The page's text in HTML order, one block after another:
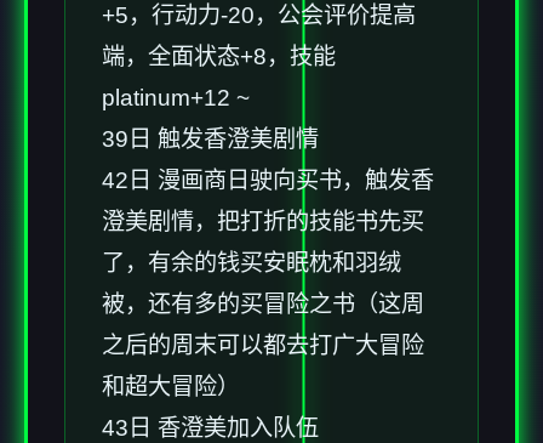
+5，行动力-20，公会评价提高
端，全面状态+8，技能
platinum+12 ~
39日 触发香澄美剧情
42日 漫画商日驶向买书，触发香
澄美剧情，把打折的技能书先买
了，有余的钱买安眠枕和羽绒
被，还有多的买冒险之书（这周
之后的周末可以都去打广大冒险
和超大冒险）
43日 香澄美加入队伍